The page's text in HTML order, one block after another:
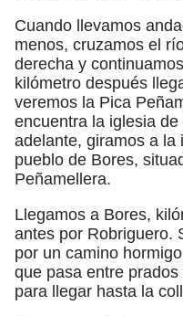
Cuando llevamos
menos, cruzamos el
derecha y
kilómetro después
veremos la Pica
encuentra la iglesia
adelante, giramos a la
pueblo de Bores,
Peñamellera.
Llegamos a Bores,
antes por Robriguero.
por un camino
que pasa entre
para llegar hasta la